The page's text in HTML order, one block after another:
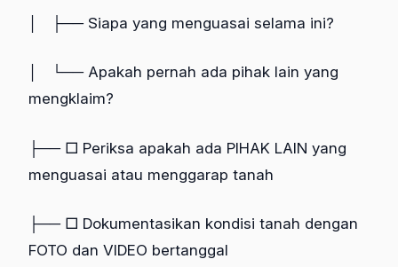
│ ├── Siapa yang menguasai selama ini?
│ └── Apakah pernah ada pihak lain yang
mengklaim?
├── □ Periksa apakah ada PIHAK LAIN yang
menguasai atau menggarap tanah
├── □ Dokumentasikan kondisi tanah dengan
FOTO dan VIDEO bertanggal